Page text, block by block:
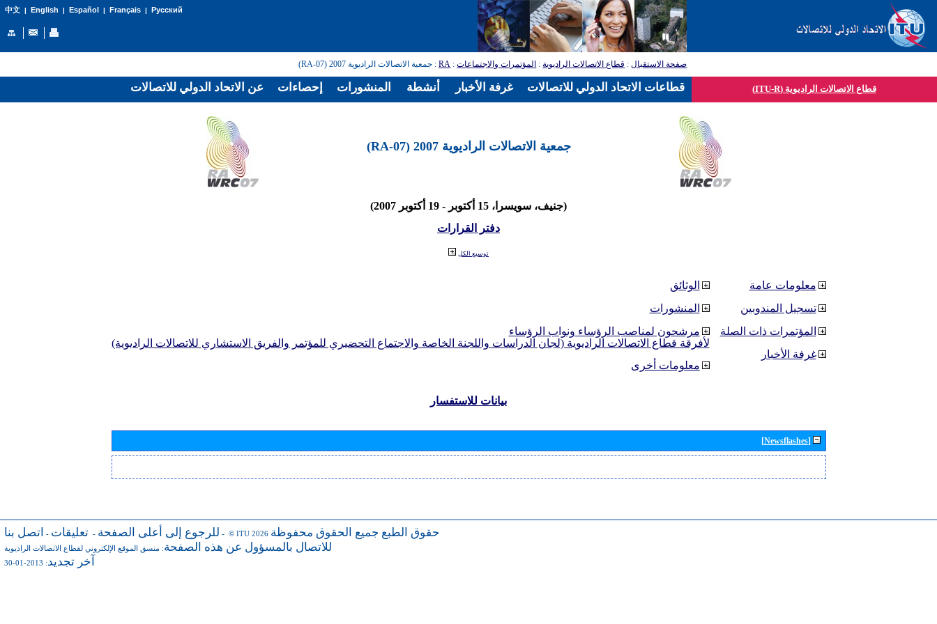
中文| English | Español | Français| Русский
صفحة الاستقبال: قطاع الاتصالات الراديوية: المؤتمرات والاجتماعات:
RA: جمعية الاتصالات الراديوية 2007 (RA-07)
قطاع الاتصالات الراديوية (ITU-R)
جمعية الاتصالات الراديوية 2007 (RA-07)
(جنيف، سويسرا، 15 أكتوبر - 19 أكتوبر 2007)
دفتر القرارات
توسيع الكل
الوثائق
المنشورات
مرشحون لمناصب الرؤساء ونواب الرؤساء
لأفرقة قطاع الاتصالات الراديوية (لجان الدراسات واللجنة الخاصة والاجتماع التحضيري للمؤتمر والفريق الاستشاري للاتصالات الراديوية)
معلومات أخرى
معلومات عامة
تسجيل المندوبين
المؤتمرات ذات الصلة
غرفة الأخبار
بيانات للاستفسار
[Newsflashes]
للرجوع إلى أعلى الصفحة - تعليقات - اتصل بنا - © ITU 2026 حقوق الطبع جميع الحقوق محفوظة
للاتصال بالمسؤول عن هذه الصفحة: منسق الموقع الإلكتروني لقطاع الاتصالات الراديوية
آخر تجديد: 2013-01-30
عن الاتحاد الدولي للاتصالات إحصاءات المنشورات أنشطة غرفة الأخبار قطاعات الاتحاد الدولي للاتصالات